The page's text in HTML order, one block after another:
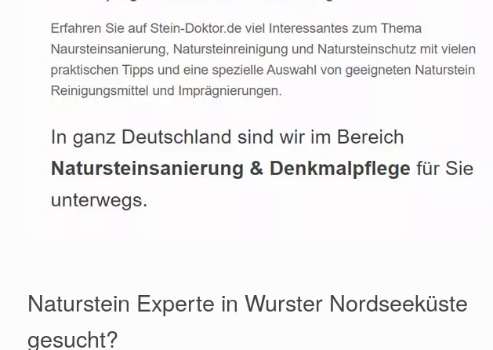
Naturstein Experte in Wurster Nordseeküste
gesucht?